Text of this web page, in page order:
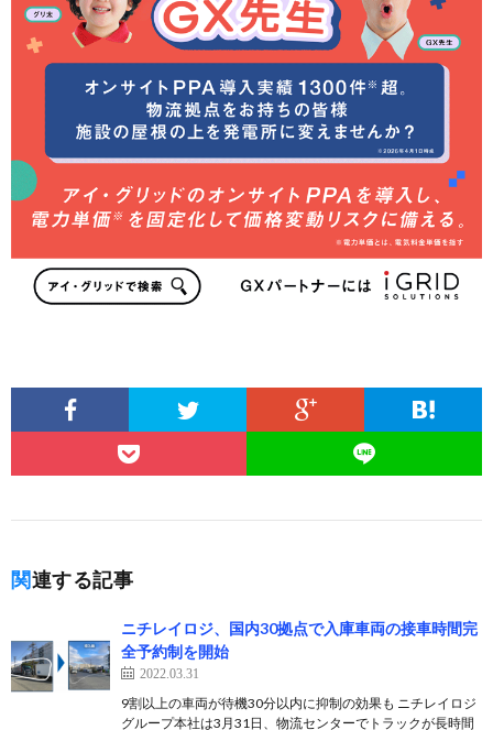
関連する記事
ニチレイロジ、国内30拠点で入庫車両の接車時間完
全予約制を開始
2022.03.31
9割以上の車両が待機30分以内に抑制の効果も ニチレイロジ
グループ本社は3月31日、物流センターでトラックが長時間